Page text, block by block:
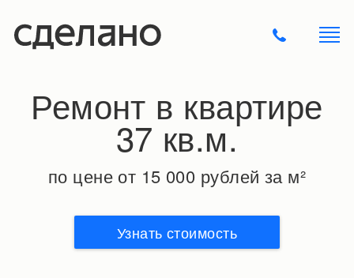
Ремонт в квартире
37 кв.м.
по цене от 15 000 рублей за м²
Узнать стоимость